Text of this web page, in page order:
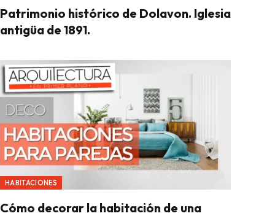
Patrimonio histórico de Dolavon. Iglesia
antigüa de 1891.
HABITACIONES
Cómo decorar la habitación de una